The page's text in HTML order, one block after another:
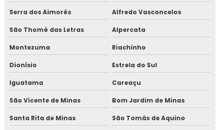
Serra dos Aimorés Alfredo Vasconcelos
São Thomé das Letras Alpercata
Montezuma Riachinho
Dionísio Estrela do Sul
Iguatama Careaçu
São Vicente de Minas Bom Jardim de Minas
Santa Rita de Minas São Tomás de Aquino